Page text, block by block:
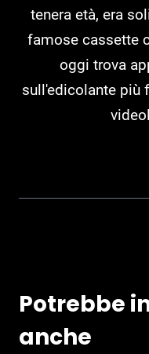
tenera età, era
famose cassette
oggi trova
sull'edicolante più
Potrebbe
anche